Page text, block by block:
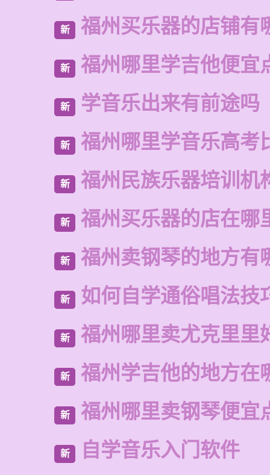
新 福州买乐器的店铺有
新 福州哪里学吉他便宜
新 学音乐出来有前途吗
新 福州哪里学音乐高考
新 福州民族乐器培训机
新 福州买乐器的店在哪
新 福州卖钢琴的地方有
新 如何自学通俗唱法技
新 福州哪里卖尤克里里
新 福州学吉他的地方在
新 福州哪里卖钢琴便宜
新 自学音乐入门软件